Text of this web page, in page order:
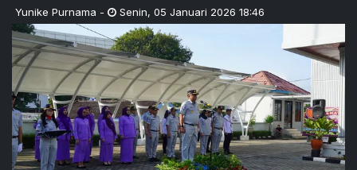
Yunike Purnama - Senin, 05 Januari 2026 18:46